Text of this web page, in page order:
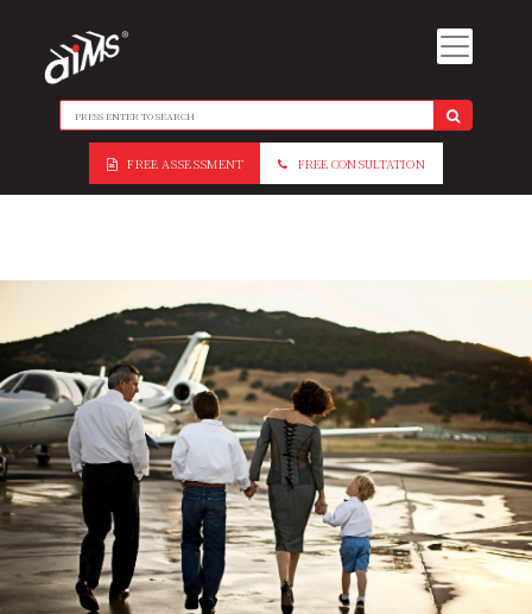
FREE ASSESSMENT FREE CONSULTATION